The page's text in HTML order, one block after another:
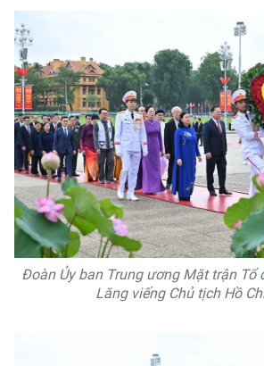
Đoàn Ủy ban Trung ương Mặt trận Tổ
Lăng viếng Chủ tịch Hồ